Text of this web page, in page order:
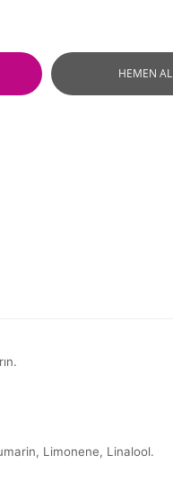
HEMEN AL
Limonene, Linalool.